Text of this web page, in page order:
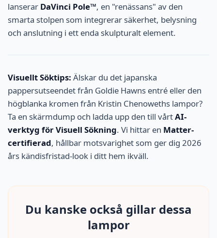
lanserar DaVinci Pole™, en "renässans" av den
smarta stolpen som integrerar säkerhet, belysning
och anslutning i ett enda skulpturalt element.
Visuellt Söktips: Älskar du det japanska
pappersutseendet från Goldie Hawns entré eller den
högblanka kromen från Kristin Chenoweths lampor?
Ta en skärmdump och ladda upp den till vårtAI-
verktyg för Visuell Sökning. Vi hittar en Matter-
certifierad, hållbar motsvarighet som ger dig 2026
års kändisfristad-look i ditt hem ikväll.
Du kanske också gillar dessa
lampor